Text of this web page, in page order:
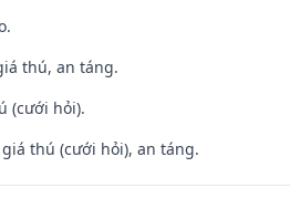
thú, an táng.
(cưới hỏi).
thú (cưới hỏi), an táng.